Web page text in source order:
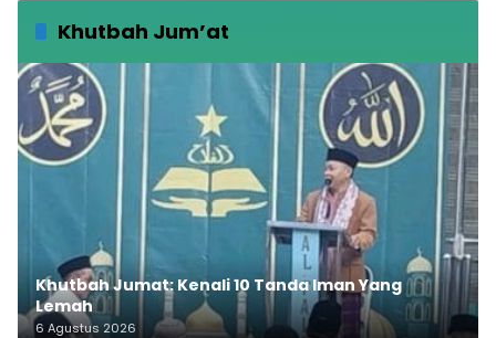
Khutbah Jum’at
Khutbah Jumat: Kenali 10 Tanda Iman Yang
Lemah
6 Agustus 2026